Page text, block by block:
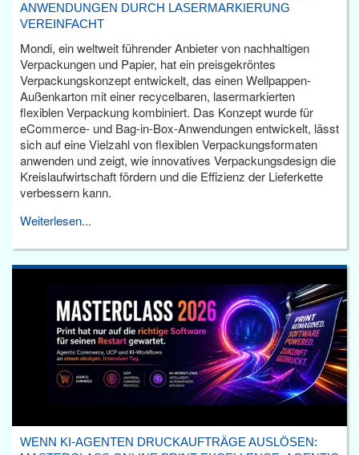
ANWENDUNGEN DURCH LASERMARKIERUNG
VEREINFACHT
Mondi, ein weltweit führender Anbieter von nachhaltigen
Verpackungen und Papier, hat ein preisgekröntes
Verpackungskonzept entwickelt, das einen Wellpappen-
Außenkarton mit einer recycelbaren, lasermarkierten
flexiblen Verpackung kombiniert. Das Konzept wurde für
eCommerce- und Bag-in-Box-Anwendungen entwickelt, lässt
sich auf eine Vielzahl von flexiblen Verpackungsformaten
anwenden und zeigt, wie innovatives Verpackungsdesign die
Kreislaufwirtschaft fördern und die Effizienz der Lieferkette
verbessern kann.
Weiterlesen...
WENN KI-AGENTEN DRUCKAUFTRÄGE AUSLÖSEN: